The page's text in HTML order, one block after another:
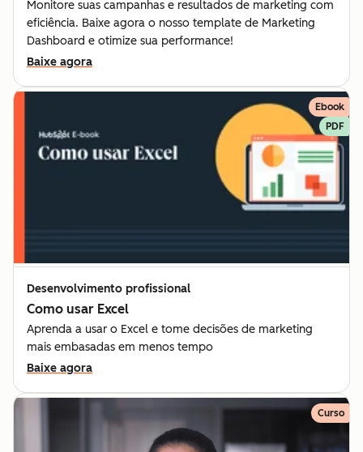
Monitore suas campanhas e resultados de marketing com
eficiência. Baixe agora o nosso template de Marketing
Dashboard e otimize sua performance!
Baixe agora
Ebook
PDF
Desenvolvimento profissional
Como usar Excel
Aprenda a usar o Excel e tome decisões de marketing
mais embasadas em menos tempo
Baixe agora
Curso